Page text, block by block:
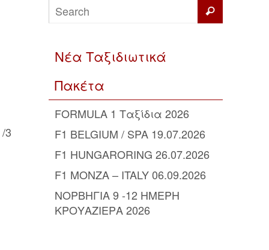
3
Νέα Ταξιδιωτικά
Πακέτα
FORMULA 1 Ταξίδια 2026
F1 BELGIUM / SPA 19.07.2026
F1 HUNGARORING 26.07.2026
F1 MONZA – ITALY 06.09.2026
ΝΟΡΒΗΓΙΑ 9 -12 ΗΜΕΡΗ
ΚΡΟΥΑΖΙΕΡΑ 2026